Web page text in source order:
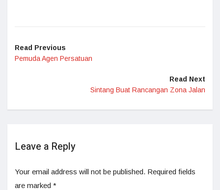
Read Previous
Pemuda Agen Persatuan
Read Next
Sintang Buat Rancangan Zona Jalan
Leave a Reply
Your email address will not be published. Required fields
are marked *